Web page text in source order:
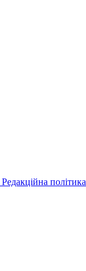
Редакційна політика